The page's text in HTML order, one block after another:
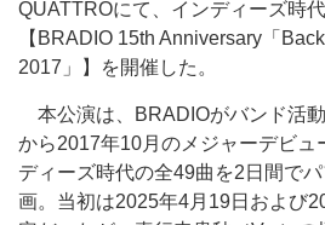
QUATTROにて、インディーズ時
【BRADIO 15th Anniversary「
2017」】を開催した。
本公演は、BRADIOがバンド活
から2017年10月のメジャーデビュ
ディーズ時代の全49曲を2日間で
画。当初は2025年4月19日および